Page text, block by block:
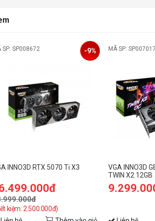
SP: SP008672
INNO3D RTX 5070 Ti X3
kiệm: 2.500.000đ)
-9% MÃ SP: SP007017
VGA INNO3D
TWIN X2 12GB